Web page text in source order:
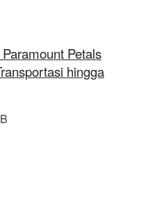
Petals
hingga